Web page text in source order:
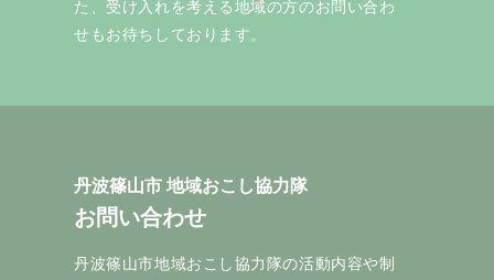
た、受け入れを考える地域の方のお問い合わ
せもお待ちしております。
丹波篠山市 地域おこし協力隊
お問い合わせ
丹波篠山市地域おこし協力隊の活動内容や制